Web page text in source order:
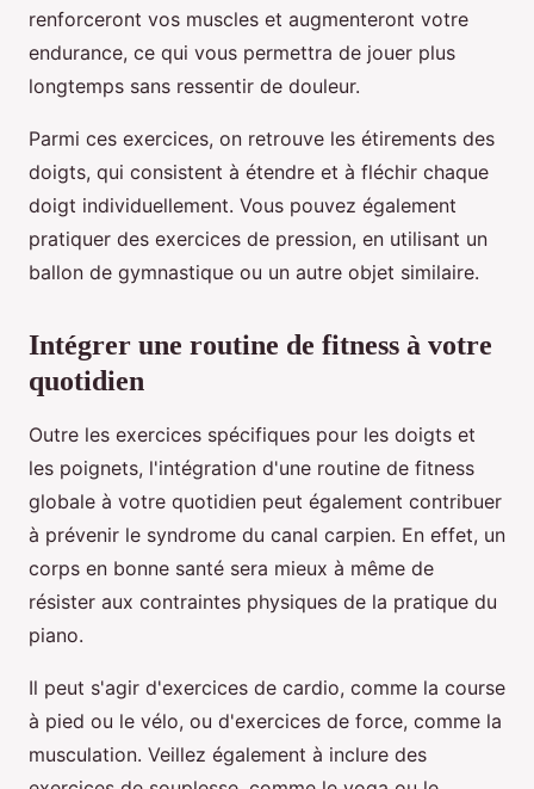
renforceront vos muscles et augmenteront votre
endurance, ce qui vous permettra de jouer plus
longtemps sans ressentir de douleur.
Parmi ces exercices, on retrouve les étirements des
doigts, qui consistent à étendre et à fléchir chaque
doigt individuellement. Vous pouvez également
pratiquer des exercices de pression, en utilisant un
ballon de gymnastique ou un autre objet similaire.
Intégrer une routine de fitness à votre
quotidien
Outre les exercices spécifiques pour les doigts et
les poignets, l'intégration d'une routine de fitness
globale à votre quotidien peut également contribuer
à prévenir le syndrome du canal carpien. En effet, un
corps en bonne santé sera mieux à même de
résister aux contraintes physiques de la pratique du
piano.
Il peut s'agir d'exercices de cardio, comme la course
à pied ou le vélo, ou d'exercices de force, comme la
musculation. Veillez également à inclure des